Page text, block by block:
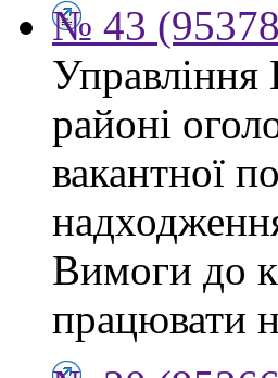
№ 43
районі
вакантної
Вимоги до
працювати